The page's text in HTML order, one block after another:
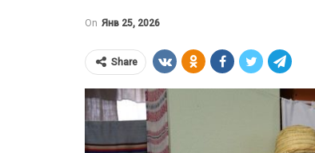
On Янв 25, 2026
Share